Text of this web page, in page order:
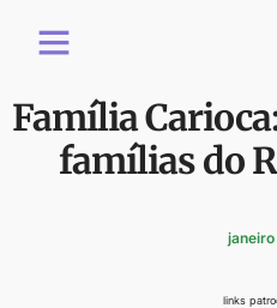
Família
famílias do
links